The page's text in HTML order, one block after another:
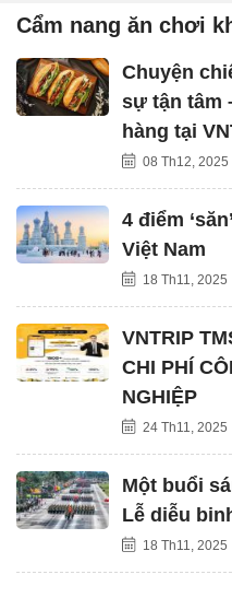
Cẩm nang ăn chơi
Chuyện
sự tận tâm
hàng tại
08 Th12, 2025
4 điểm
Việt Nam
18 Th11, 2025
VNTRIP
CHI PHÍ
NGHIỆP
24 Th11, 2025
Một buổi
Lễ diễu
18 Th11, 2025